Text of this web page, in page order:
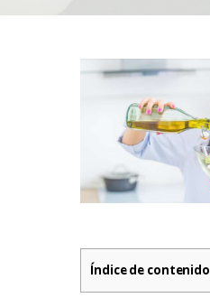
fertilidad
Tratamientos
Testimonios
Tarifas
Blog
Índice de contenido